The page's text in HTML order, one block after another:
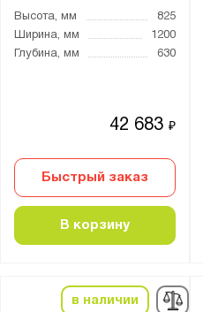
Высота, мм
825
Ширина, мм
1200
Глубина, мм
630
42 683₽
Быстрый заказ
В корзину
в наличии